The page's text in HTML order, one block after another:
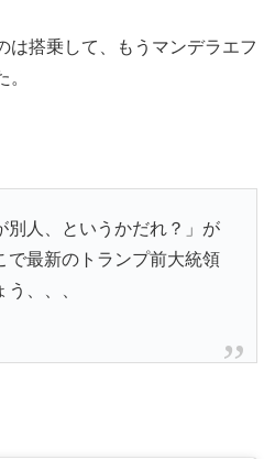
は搭乗して、もうマンデラエフ
別人、というかだれ？」が
で最新のトランプ前大統領
、、、